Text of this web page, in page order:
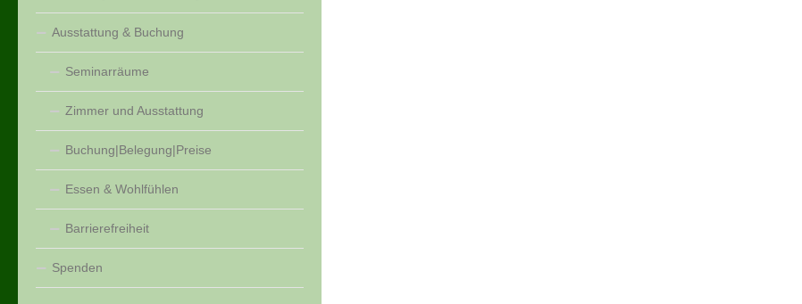
Ausstattung & Buchung
Seminarräume
Zimmer und Ausstattung
Buchung|Belegung|Preise
Essen & Wohlfühlen
Barrierefreiheit
Spenden